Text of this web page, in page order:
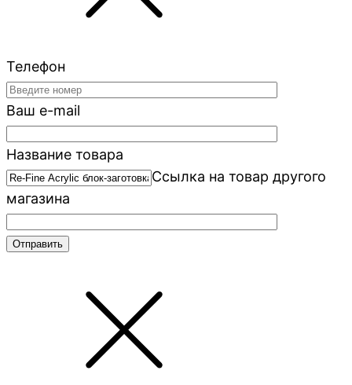
Телефон
Ваш e-mail
Название товара
Ссылка на товар другого
магазина